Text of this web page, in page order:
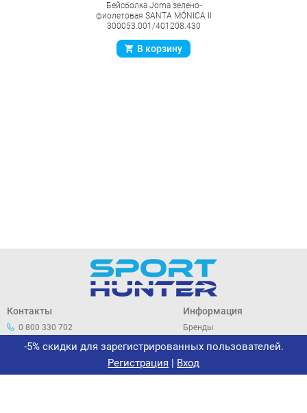
-5% скидки для зарегистрированных пользователей.
Регистрация | Вход
Бейсболка Joma зелено-
фиолетовая SANTA MÓNICA II
300053.001/401208.430
В корзину
Контакты
0 800 330 702
044 33 44 305
office@sporthunter.com.ua
Информация
Бренды
конфиденциальности